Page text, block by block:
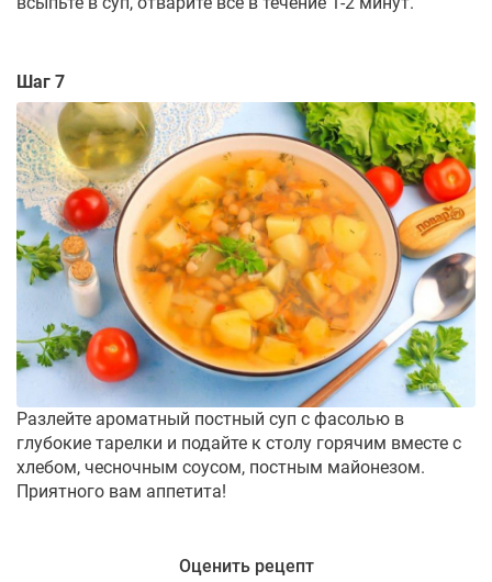
Шаг 7
Разлейте ароматный постный суп с фасолью в
глубокие тарелки и подайте к столу горячим вместе с
хлебом, чесночным соусом, постным майонезом.
Приятного вам аппетита!
Оценить рецепт